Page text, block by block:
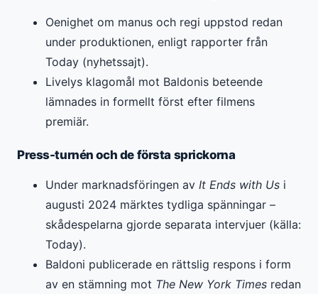
Oenighet om manus och regi uppstod redan
under produktionen, enligt rapporter från
Today (nyhetssajt).
Livelys klagomål mot Baldonis beteende
lämnades in formellt först efter filmens
premiär.
Press-turnén och de första sprickorna
Under marknadsföringen av It Ends with Us i
augusti 2024 märktes tydliga spänningar –
skådespelarna gjorde separata intervjuer (källa:
Today).
Baldoni publicerade en rättslig respons i form
av en stämning mot The New York Times redan